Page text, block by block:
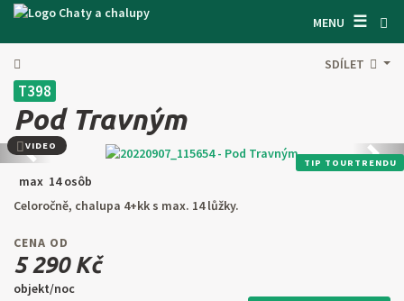
MENU ☰
VYHĽADÁVAČ CHÁT
INFORMÁCIE O POBYTE
O NÁS
KONTAKTY
VSTUP PRO MAJITELE
HĽADAŤ NA WEBE
SDÍLET
T398
Pod Travným
Predchádzajúca TIP TOURTRENDU
VIDEO
max 14 osôb
Celoročně, chalupa 4+kk s max. 14 lůžky.
CENA OD
5 290 Kč
objekt/noc